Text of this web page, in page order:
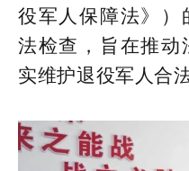
互动回应
数据专题
役军人保障法》）
法检查，旨在推动
实维护退役军人合